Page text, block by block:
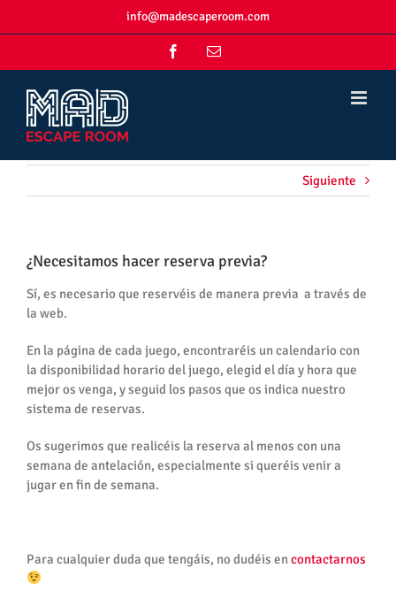
info@madescaperoom.com
FacebookCorreo
Siguiente
¿Necesitamos hacer reserva previa?
Sí, es necesario que reservéis de manera previa a través de
la web.
En la página de cada juego, encontraréis un calendario con
la disponibilidad horario del juego, elegid el día y hora que
mejor os venga, y seguid los pasos que os indica nuestro
sistema de reservas.
Os sugerimos que realicéis la reserva al menos con una
semana de antelación, especialmente si queréis venir a
jugar en fin de semana.
Para cualquier duda que tengáis, no dudéis encontactarnos